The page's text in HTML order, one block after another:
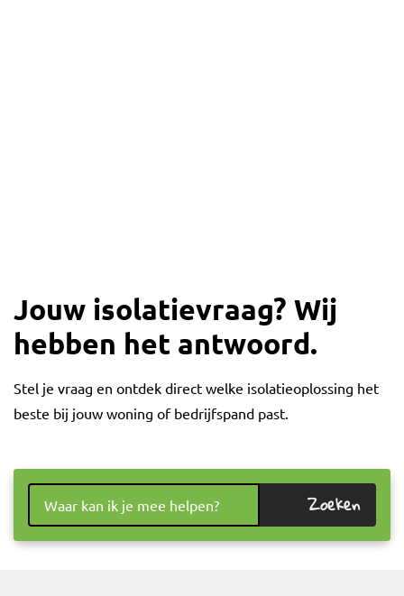
Jouw isolatievraag? Wij
hebben het antwoord.
Stel je vraag en ontdek direct welke isolatieoplossing het
beste bij jouw woning of bedrijfspand past.
Zoeken